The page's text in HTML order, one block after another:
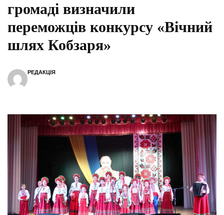
громаді визначили
переможців конкурсу «Вічний
шлях Кобзаря»
РЕДАКЦІЯ